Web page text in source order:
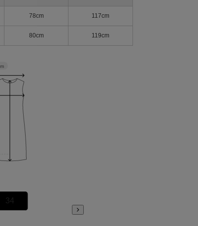
78cm 117cm
80cm 119cm
34